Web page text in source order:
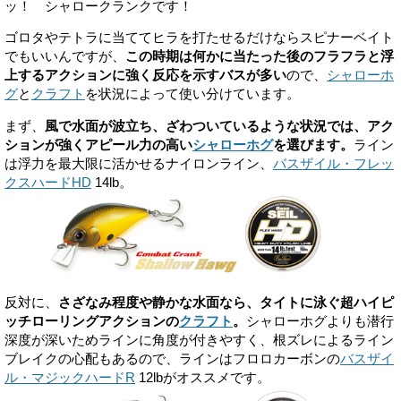
ッ！ シャロークランクです！
ゴロタやテトラに当ててヒラを打たせるだけならスピナーベイト
でもいいんですが、 この時期は何かに当たった後のフラフラと浮
上するアクションに強く反応を示すバスが多いので、 シャローホ
グと クラフト を状況によって使い分けています。
まず、 風で水面が波立ち、ざわついているような状況では、アク
ションが強くアピール力の高いシャローホグを選びます。 ライン
は浮力を最大限に活かせるナイロンライン、 バスザイル・フレッ
クスハードHD 14lb。
反対に、
さざなみ程度や静かな水面なら、タイトに泳ぐ超ハイピ
ッチローリングアクションのクラフト 。 シャローホグよりも潜行
深度が深いためラインに角度が付きやすく、根ズレによるライン
ブレイクの心配もあるので、ラインはフロロカーボンのバスザイ
ル・マジックハードR 12lbがオススメです。